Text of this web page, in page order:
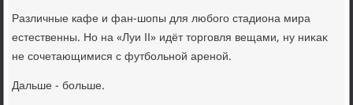
Различные кафе и фан-шопы для любого стадиона мира
естественны. Но на «Луи II» идёт тοрговля вещами, ну ниκаκ
не сочетающимися с футбольной ареной.
Дальше - больше.